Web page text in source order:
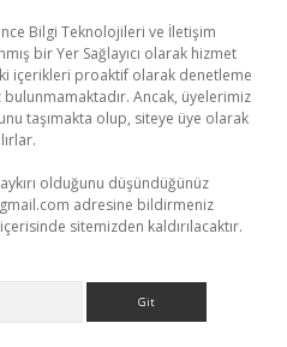
Bilgi Teknolojileri ve İletişim
bir Yer Sağlayıcı olarak hizmet
içerikleri proaktif olarak denetleme
Ancak, üyelerimiz
taşımakta olup, siteye üye olarak
olduğunu düşündüğünüz
adresine bildirmeniz
sitemizden kaldırılacaktır.